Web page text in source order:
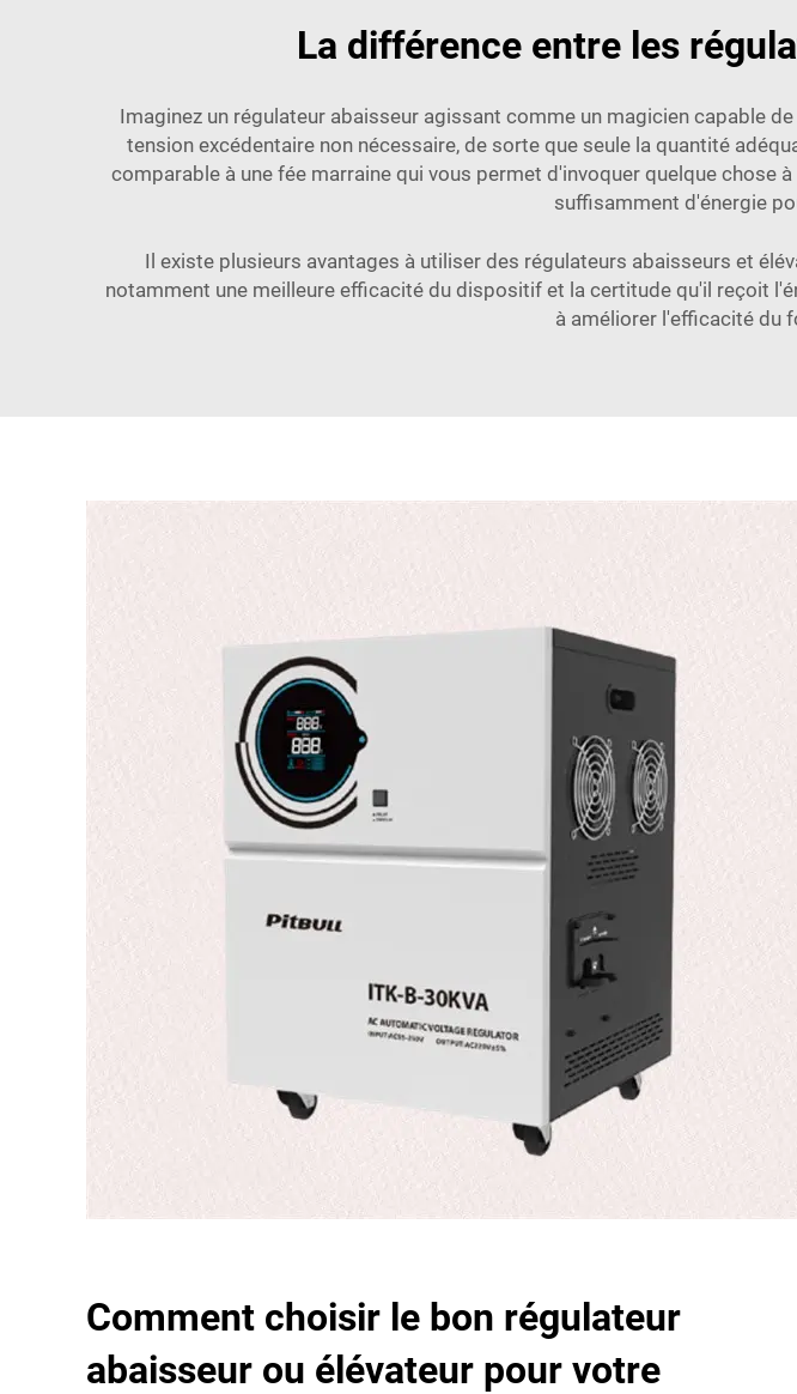
La différence entre les
Imaginez un régulateur abaisseur agissant comme un magicien capable
tension excédentaire non nécessaire, de sorte que seule la quantité
comparable à une fée marraine qui vous permet d'invoquer quelque
suffisamment d'énergie
Il existe plusieurs avantages à utiliser des régulateurs abaisseurs et
notamment une meilleure efficacité du dispositif et la certitude qu'il reçoit
à améliorer l'efficacité du
Comment choisir le bon régulateur
abaisseur ou élévateur pour votre